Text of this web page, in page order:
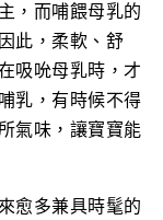
，而哺餵母乳的
此，柔軟、舒
吸吮母乳時，才
乳，有時候不得
氣味，讓寶寶能
愈多兼具時髦的